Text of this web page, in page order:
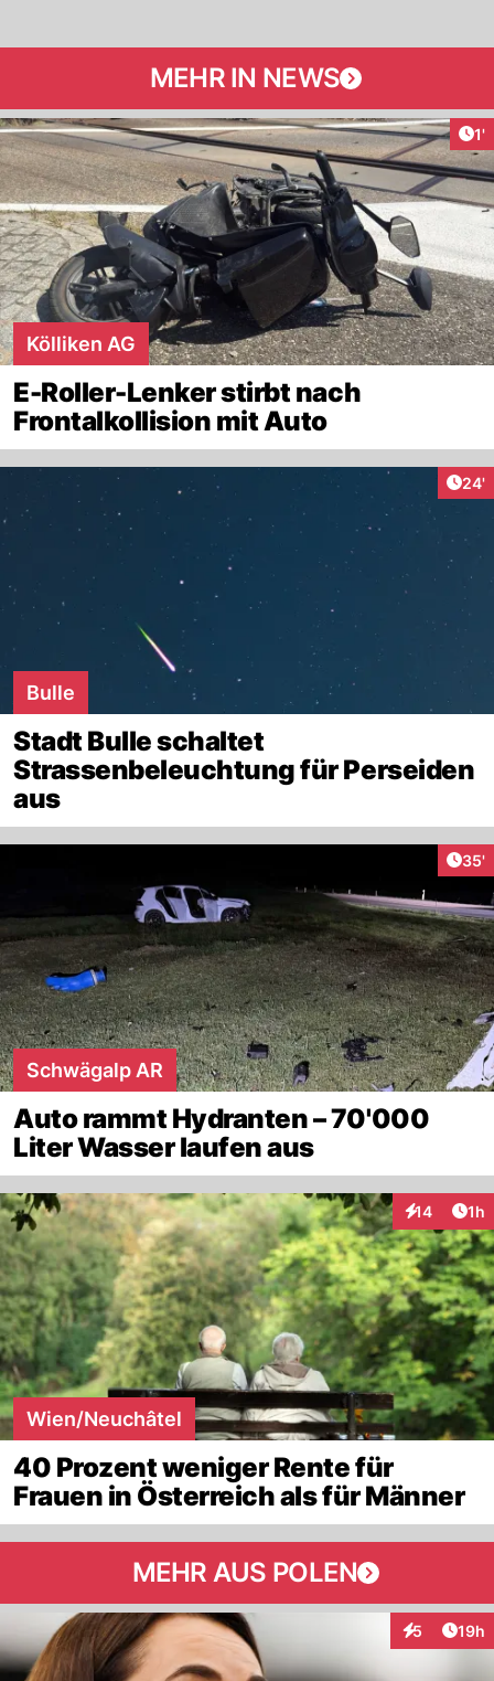
MEHR IN NEWS
1'
Kölliken AG
E-Roller-Lenker stirbt nach
Frontalkollision mit Auto
24'
Bulle
Stadt Bulle schaltet
Strassenbeleuchtung für Perseiden
aus
35'
Schwägalp AR
Auto rammt Hydranten – 70'000
Liter Wasser laufen aus
14 1h
Wien/Neuchâtel
40 Prozent weniger Rente für
Frauen in Österreich als für Männer
MEHR AUS POLEN
5
Interaktionen
19h